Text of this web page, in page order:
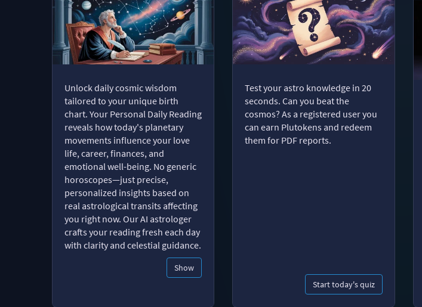
Unlock daily cosmic wisdom
tailored to your unique birth
chart. Your Personal Daily Reading
reveals how today's planetary
movements influence your love
life, career, finances, and
emotional well-being. No generic
horoscopes—just precise,
personalized insights based on
real astrological transits affecting
you right now. Our AI astrologer
crafts your reading fresh each day
with clarity and celestial guidance.
Show
Test your astro knowledge in 20
seconds. Can you beat the
cosmos? As a registered user you
can earn Plutokens and redeem
them for PDF reports.
Start today's quiz